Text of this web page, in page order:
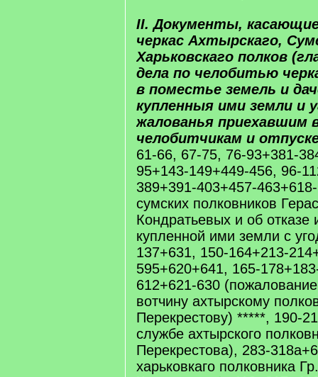
II. Документы,
черкас Ахтырскаго,
Харьковскаго полков
дела по челобитью
в поместье земель и
купленныя ими земли и
жалованья приехавшим
челобитчикам и
61-66, 67-75, 76-93+381-
95+143-149+449-456, 96-
389+391-403+457-
сумских полковников
Кондратьевых и об отказе
купленной ими земли с
137+631, 150-164+213-
595+620+641, 165-
612+621-630
вотчину ахтырскому
Перекрестову) *****, 190-
службе ахтырского
Перекрестова), 283-
харьковкаго полковника